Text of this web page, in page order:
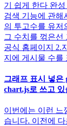
기 쉽게 한다 완
검색 기능에 관해
의 투고수를 유저
그 수치를 꺾은선
공식 홈페이지 2.
지에 게시물 수를
그래프 표시 넣은
chart.js로 쓰고 있
이번에는 이런 느
습니다. 이전에